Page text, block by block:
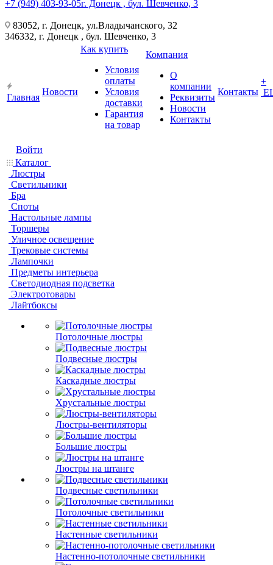
+7 (949) 403-93-05г. Донецк , бул. Шевченко, 3
83052, г. Донецк, ул.Владычанского, 32
346332, г. Донецк , бул. Шевченко, 3
Главная
Новости
Как купить
Условия
оплаты
Условия
доставки
Гарантия
на товар
Компания
О
компании
Реквизиты
Новости
Контакты
Контакты
+
Войти
Каталог
Люстры
Светильники
Бра
Споты
Настольные лампы
Торшеры
Уличное освещение
Трековые системы
Лампочки
Предметы интерьера
Светодиодная подсветка
Электротовары
Лайтбоксы
Потолочные люстры
Подвесные люстры
Каскадные люстры
Хрустальные люстры
Люстры-вентиляторы
Большие люстры
Люстры на штанге
Подвесные светильники
Потолочные светильники
Настенные светильники
Настенно-потолочные светильники